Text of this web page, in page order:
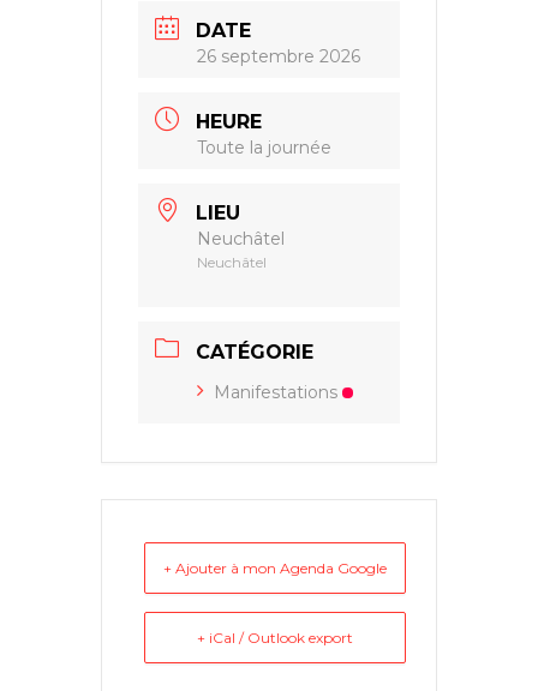
DATE
26 septembre 2026
HEURE
Toute la journée
LIEU
Neuchâtel
Neuchâtel
CATÉGORIE
Manifestations
+ Ajouter à mon Agenda Google
+ iCal / Outlook export